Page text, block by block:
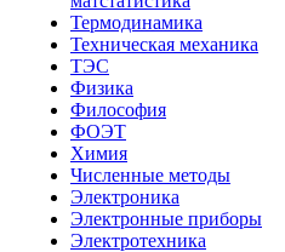
Термодинамика
Техническая механика
ТЭС
Физика
Философия
ФОЭТ
Химия
Численные методы
Электроника
Электронные приборы
Электротехника